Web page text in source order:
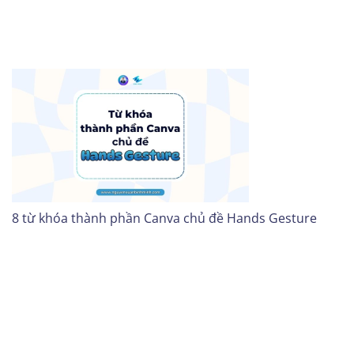
8 từ khóa thành phần Canva chủ đề Hands Gesture